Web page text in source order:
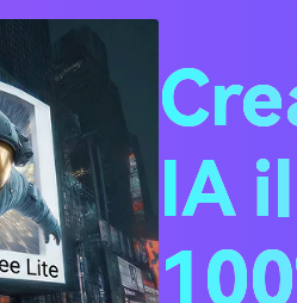
il minimo sforzo.
di palette
IA